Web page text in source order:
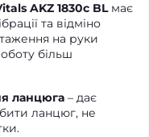
AKZ 1830c BLмає
та відміно
на руки
більш
ланцюга – дає
ланцюг, не